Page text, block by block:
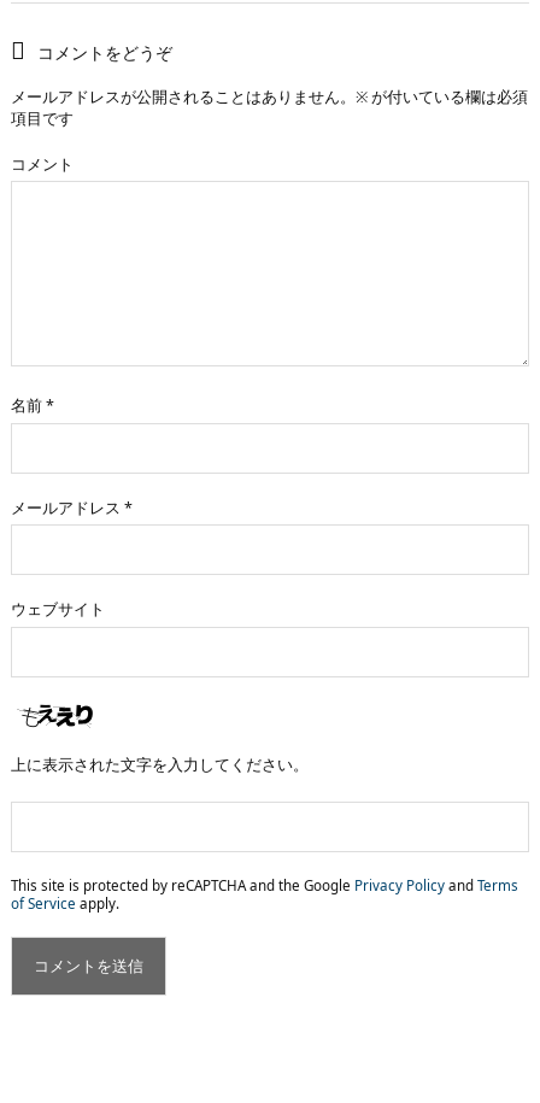
コメントをどうぞ
メールアドレスが公開されることはありません。 ※が付いている欄は必須
項目です
コメント
名前*
メールアドレス *
ウェブサイト
上に表示された文字を入力してください。
This site is protected by reCAPTCHA and the Google Privacy Policy and Terms
of Service apply.